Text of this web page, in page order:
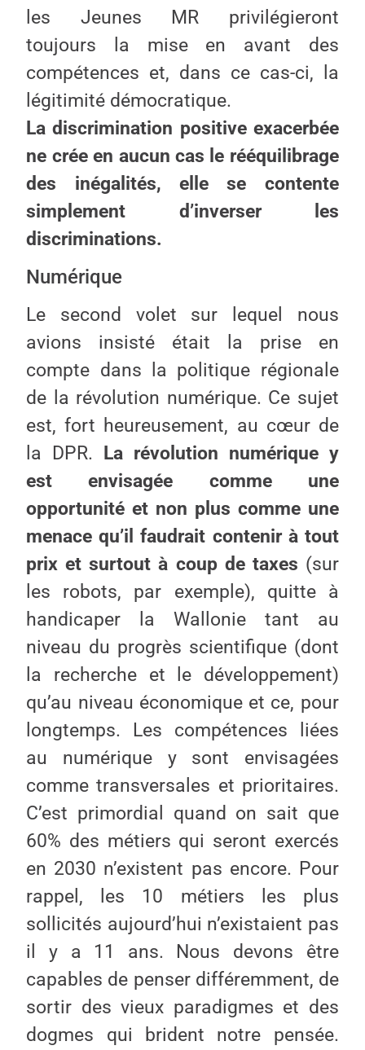
les Jeunes MR privilégieront
toujours la mise en avant des
compétences et, dans ce cas-ci, la
légitimité démocratique.
La discrimination positive exacerbée
ne crée en aucun cas le rééquilibrage
des inégalités, elle se contente
simplement d’inverser les
discriminations.
Numérique
Le second volet sur lequel nous
avions insisté était la prise en
compte dans la politique régionale
de la révolution numérique. Ce sujet
est, fort heureusement, au cœur de
la DPR. La révolution numérique y
est envisagée comme une
opportunité et non plus comme une
menace qu’il faudrait contenir à tout
prix et surtout à coup de taxes (sur
les robots, par exemple), quitte à
handicaper la Wallonie tant au
niveau du progrès scientifique (dont
la recherche et le développement)
qu’au niveau économique et ce, pour
longtemps. Les compétences liées
au numérique y sont envisagées
comme transversales et prioritaires.
C’est primordial quand on sait que
60% des métiers qui seront exercés
en 2030 n’existent pas encore. Pour
rappel, les 10 métiers les plus
sollicités aujourd’hui n’existaient pas
il y a 11 ans. Nous devons être
capables de penser différemment, de
sortir des vieux paradigmes et des
dogmes qui brident notre pensée.